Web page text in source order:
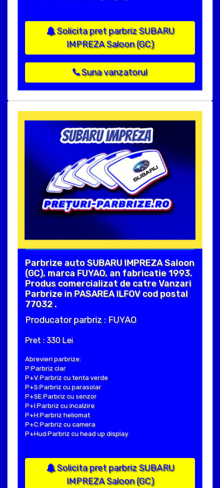
Solicita pret parbriz SUBARU
IMPREZA Saloon (GC)
Suna vanzatorul
Parbrize auto SUBARU IMPREZA Saloon
(GC), marca FUYAO, an fabricatie 1993.
Produs comercializat de catre Vanzari
Parbrize in PASAREA ILFOV cod postal
77032 .
Producator parbriz : FUYAO
Pret : 330 Lei
Abrevieri parbrize:
P:Parbriz clar
P+V:Parbriz cu tenta verde
P+S:Parbriz cu parasolar
P+SE:Parbriz cu senzor
P+I:Parbriz cu incalzire
P+H:Parbriz heliomat
P+C:Parbriz cu camera
P+Hud:Parbriz cu head up display
Solicita pret parbriz SUBARU
IMPREZA Saloon (GC)